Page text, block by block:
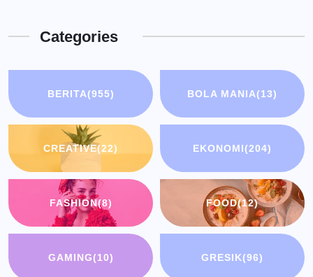
Categories
BERITA(955) BOLA MANIA(13)
CREATIVE(22) EKONOMI(204)
FASHION(8) FOOD(12)
GAMING(10) GRESIK(96)